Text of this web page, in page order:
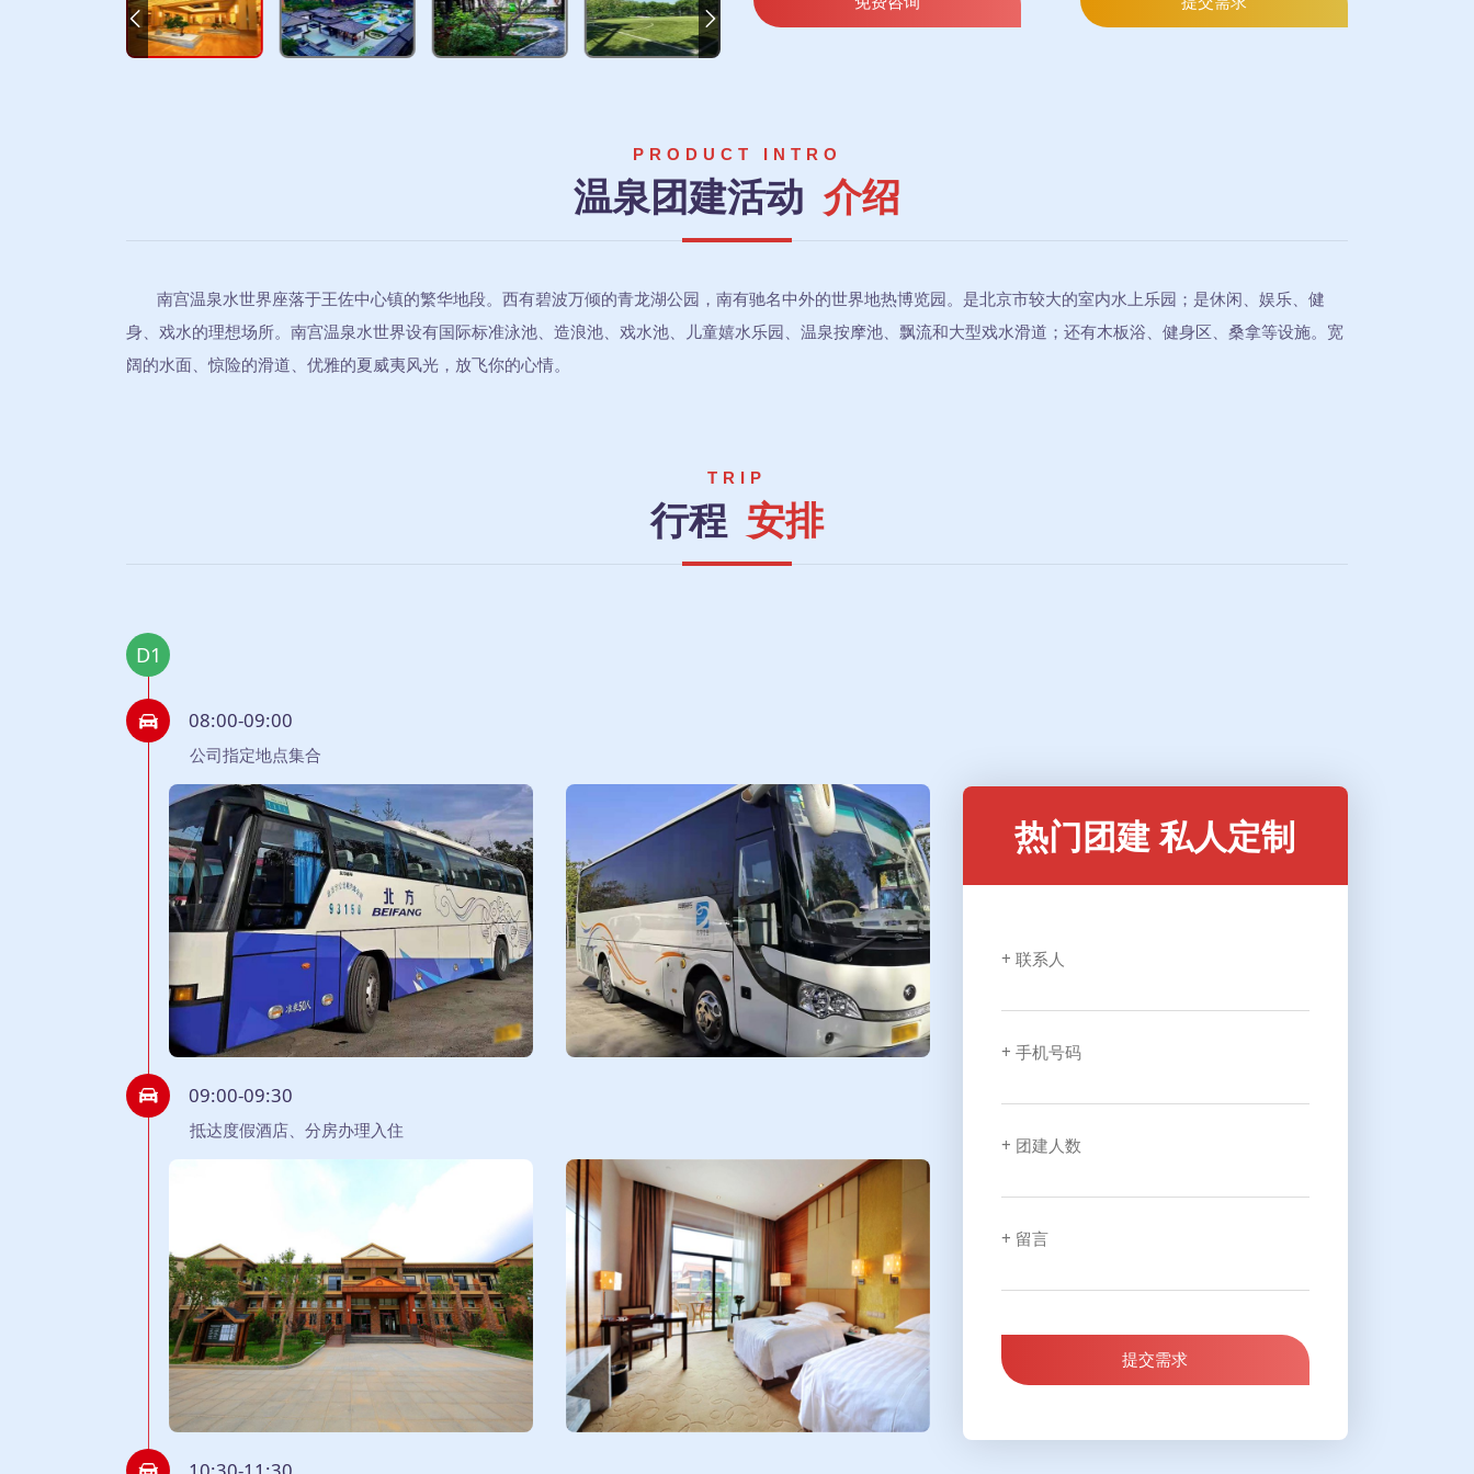
PRODUCT INTRO
温泉团建活动 介绍
南宫温泉水世界座落于王佐中心镇的繁华地段。西有碧波万倾的青龙湖公园，南有驰名中外的世界地热博览园。是北京市较大的室内水上乐园；是休闲、娱乐、健
身、戏水的理想场所。南宫温泉水世界设有国际标准泳池、造浪池、戏水池、儿童嬉水乐园、温泉按摩池、飘流和大型戏水滑道；还有木板浴、健身区、桑拿等设施。宽
阔的水面、惊险的滑道、优雅的夏威夷风光，放飞你的心情。
TRIP
行程 安排
D1
08:00-09:00
公司指定地点集合
09:00-09:30
抵达度假酒店、分房办理入住
热门团建 私人定制
+ 联系人
+ 手机号码
+ 团建人数
+ 留言
提交需求